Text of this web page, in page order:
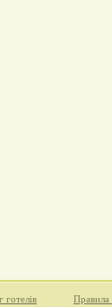
готелів